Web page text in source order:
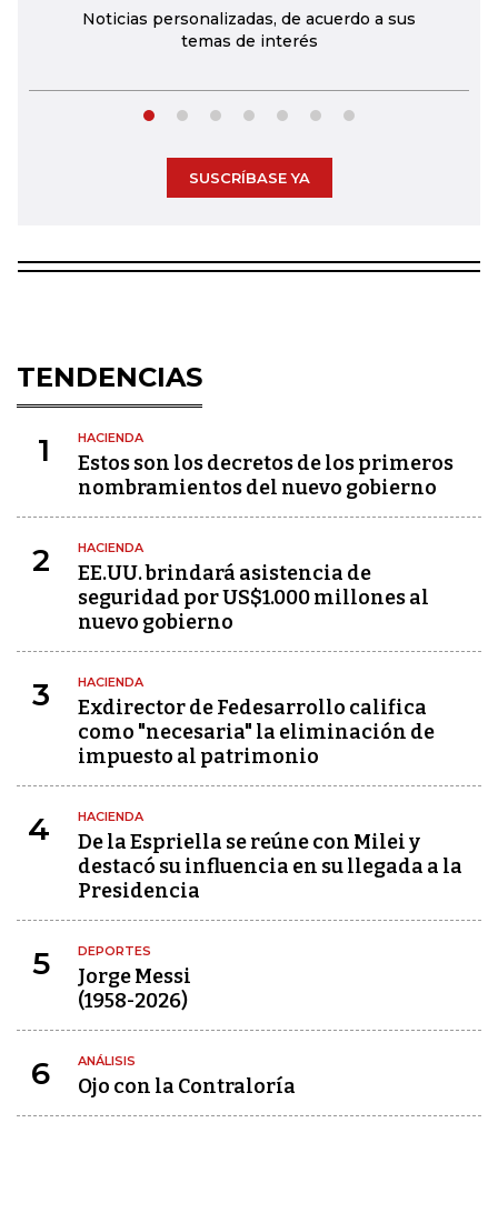
Noticias personalizadas, de acuerdo a sus
temas de interés
SUSCRÍBASE YA
TENDENCIAS
1 HACIENDA
Estos son los decretos de los primeros
nombramientos del nuevo gobierno
2 HACIENDA
EE.UU. brindará asistencia de
seguridad por US$1.000 millones al
nuevo gobierno
3 HACIENDA
Exdirector de Fedesarrollo califica
como "necesaria" la eliminación de
impuesto al patrimonio
4 HACIENDA
De la Espriella se reúne con Milei y
destacó su influencia en su llegada a la
Presidencia
5 DEPORTES
Jorge Messi
(1958-2026)
6 ANÁLISIS
Ojo con la Contraloría